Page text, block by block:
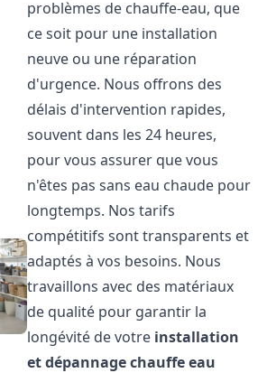
problèmes de chauffe-eau, que
ce soit pour une installation
neuve ou une réparation
d'urgence. Nous offrons des
délais d'intervention rapides,
souvent dans les 24 heures,
pour vous assurer que vous
n'êtes pas sans eau chaude pour
longtemps. Nos tarifs
compétitifs sont transparents et
adaptés à vos besoins. Nous
travaillons avec des matériaux
de qualité pour garantir la
longévité de votre installation
et dépannage chauffe eau